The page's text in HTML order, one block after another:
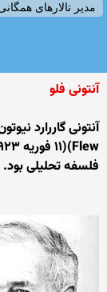
مدیر تالارهای
آنتونی فلو
فلسفه تحلیلی بود.